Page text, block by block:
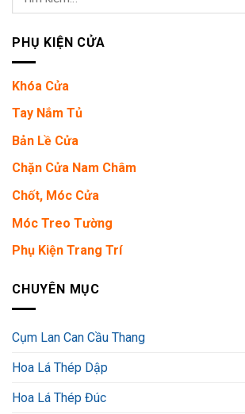
PHỤ KIỆN CỬA
Khóa Cửa
Tay Nắm Tủ
Bản Lề Cửa
Chặn Cửa Nam Châm
Chốt, Móc Cửa
Móc Treo Tường
Phụ Kiện Trang Trí
CHUYÊN MỤC
Cụm Lan Can Cầu Thang
Hoa Lá Thép Dập
Hoa Lá Thép Đúc